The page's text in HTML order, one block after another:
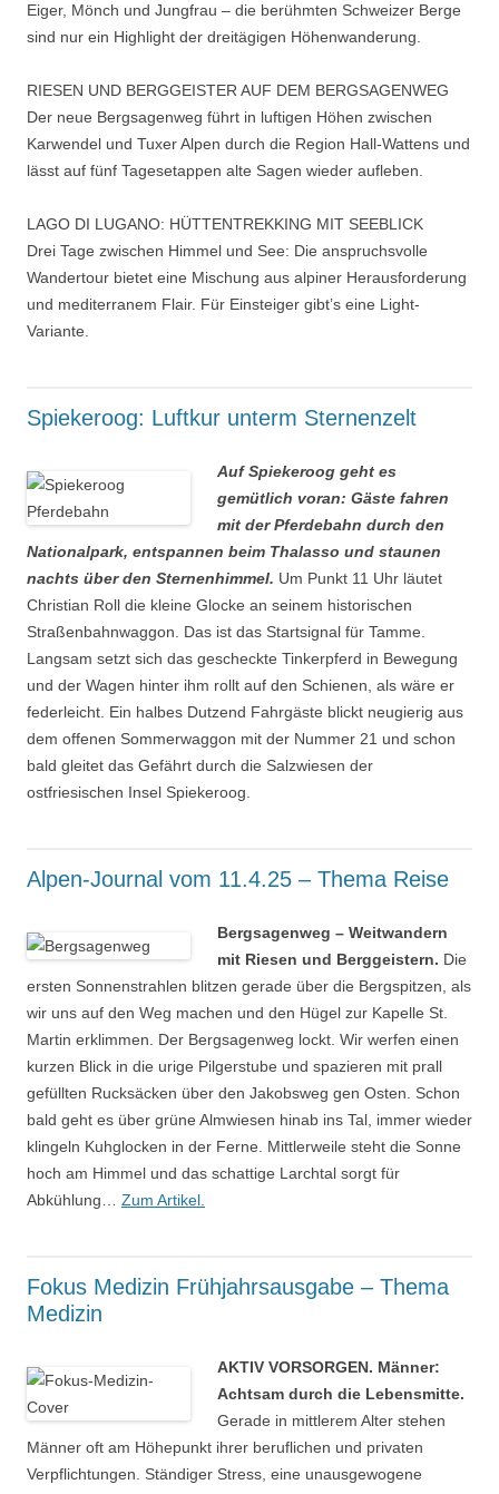
Eiger, Mönch und Jungfrau – die berühmten Schweizer Berge
sind nur ein Highlight der dreitägigen Höhenwanderung.
RIESEN UND BERGGEISTER AUF DEM BERGSAGENWEG
Der neue Bergsagenweg führt in luftigen Höhen zwischen
Karwendel und Tuxer Alpen durch die Region Hall-Wattens und
lässt auf fünf Tagesetappen alte Sagen wieder aufleben.
LAGO DI LUGANO: HÜTTENTREKKING MIT SEEBLICK
Drei Tage zwischen Himmel und See: Die anspruchsvolle
Wandertour bietet eine Mischung aus alpiner Herausforderung
und mediterranem Flair. Für Einsteiger gibt’s eine Light-
Variante.
Spiekeroog: Luftkur unterm Sternenzelt
Auf Spiekeroog geht es
gemütlich voran: Gäste fahren
mit der Pferdebahn durch den
Nationalpark, entspannen beim Thalasso und staunen
nachts über den Sternenhimmel. Um Punkt 11 Uhr läutet
Christian Roll die kleine Glocke an seinem historischen
Straßenbahnwaggon. Das ist das Startsignal für Tamme.
Langsam setzt sich das gescheckte Tinkerpferd in Bewegung
und der Wagen hinter ihm rollt auf den Schienen, als wäre er
federleicht. Ein halbes Dutzend Fahrgäste blickt neugierig aus
dem offenen Sommerwaggon mit der Nummer 21 und schon
bald gleitet das Gefährt durch die Salzwiesen der
ostfriesischen Insel Spiekeroog.
Alpen-Journal vom 11.4.25 – Thema Reise
Bergsagenweg – Weitwandern
mit Riesen und Berggeistern. Die
ersten Sonnenstrahlen blitzen gerade über die Bergspitzen, als
wir uns auf den Weg machen und den Hügel zur Kapelle St.
Martin erklimmen. Der Bergsagenweg lockt. Wir werfen einen
kurzen Blick in die urige Pilgerstube und spazieren mit prall
gefüllten Rucksäcken über den Jakobsweg gen Osten. Schon
bald geht es über grüne Almwiesen hinab ins Tal, immer wieder
klingeln Kuhglocken in der Ferne. Mittlerweile steht die Sonne
hoch am Himmel und das schattige Larchtal sorgt für
Abkühlung… Zum Artikel.
Fokus Medizin Frühjahrsausgabe – Thema
Medizin
AKTIV VORSORGEN. Männer:
Achtsam durch die Lebensmitte.
Gerade in mittlerem Alter stehen
Männer oft am Höhepunkt ihrer beruflichen und privaten
Verpflichtungen. Ständiger Stress, eine unausgewogene